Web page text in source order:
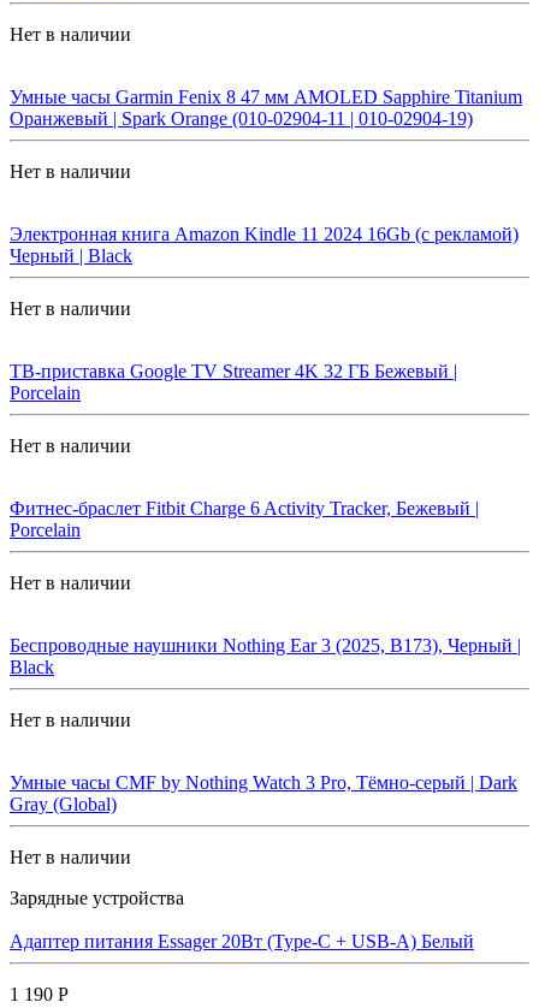
Нет в наличии
Умные часы Garmin Fenix 8 47 мм AMOLED Sapphire Titanium
Оранжевый | Spark Orange (010-02904-11 | 010-02904-19)
Нет в наличии
Электронная книга Amazon Kindle 11 2024 16Gb (с рекламой)
Черный | Black
Нет в наличии
ТВ-приставка Google TV Streamer 4K 32 ГБ Бежевый |
Porcelain
Нет в наличии
Фитнес-браслет Fitbit Charge 6 Activity Tracker, Бежевый |
Porcelain
Нет в наличии
Беспроводные наушники Nothing Ear 3 (2025, B173), Черный |
Black
Нет в наличии
Умные часы CMF by Nothing Watch 3 Pro, Тёмно-серый | Dark
Gray (Global)
Нет в наличии
Зарядные устройства
Адаптер питания Essager 20Вт (Type-C + USB-A) Белый
1 190 Р